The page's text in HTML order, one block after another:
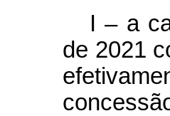
I – a
de 2021